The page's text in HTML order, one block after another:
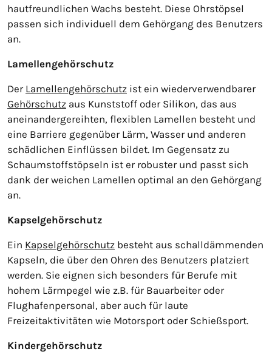
hautfreundlichen Wachs besteht. Diese Ohrstöpsel
passen sich individuell dem Gehörgang des Benutzers
an.
Lamellengehörschutz
Der Lamellengehörschutz ist ein wiederverwendbarer
Gehörschutz aus Kunststoff oder Silikon, das aus
aneinandergereihten, flexiblen Lamellen besteht und
eine Barriere gegenüber Lärm, Wasser und anderen
schädlichen Einflüssen bildet. Im Gegensatz zu
Schaumstoffstöpseln ist er robuster und passt sich
dank der weichen Lamellen optimal an den Gehörgang
an.
Kapselgehörschutz
Ein Kapselgehörschutz besteht aus schalldämmenden
Kapseln, die über den Ohren des Benutzers platziert
werden. Sie eignen sich besonders für Berufe mit
hohem Lärmpegel wie z.B. für Bauarbeiter oder
Flughafenpersonal, aber auch für laute
Freizeitaktivitäten wie Motorsport oder Schießsport.
Kindergehörschutz